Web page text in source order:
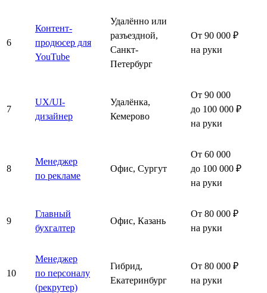
6
Контент-
продюсер для
YouTube
Удалённо или
разъездной,
Санкт-
Петербург
От 90 000 ₽
на руки
7
UX/UI-
дизайнер
Удалёнка,
Кемерово
От 90 000
до 100 000 ₽
на руки
8
Менеджер
по рекламе
Офис, Сургут
От 60 000
до 100 000 ₽
на руки
9
Главный
бухгалтер
Офис, Казань
От 80 000 ₽
на руки
10
Менеджер
по персоналу
(рекрутер)
Гибрид,
Екатеринбург
От 80 000 ₽
на руки